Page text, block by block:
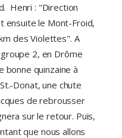
Henri : "Direction
ensuite le Mont-Froid,
des Violettes". A
2, en Drôme
bonne quinzaine à
Donat, une chute
de rebrousser
sur le retour. Puis,
que nous allons